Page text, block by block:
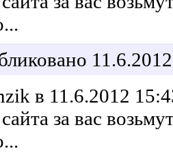
в 11.6.2012
за вас